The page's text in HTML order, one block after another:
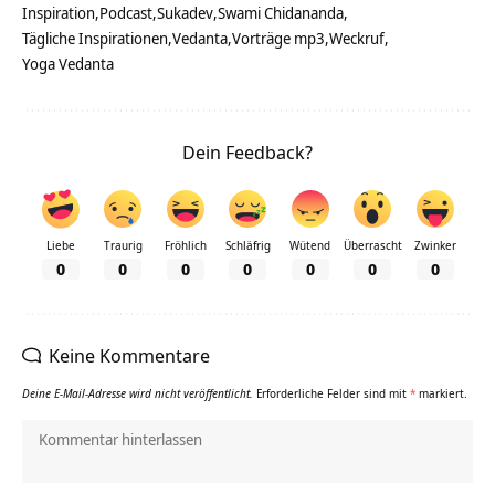
Inspiration Podcast Sukadev Swami Chidananda
Tägliche Inspirationen Vedanta Vorträge mp3 Weckruf
Yoga Vedanta
Dein Feedback?
Liebe
0
Traurig
0
Fröhlich
0
Schläfrig
0
Wütend
0
Überrascht
0
Zwinker
0
Keine Kommentare
Deine E-Mail-Adresse wird nicht veröffentlicht. Erforderliche Felder sind mit * markiert.